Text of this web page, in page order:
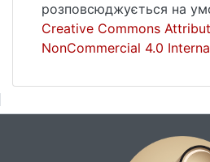
розповсюджується на
Creative Commons
NonCommercial 4.0